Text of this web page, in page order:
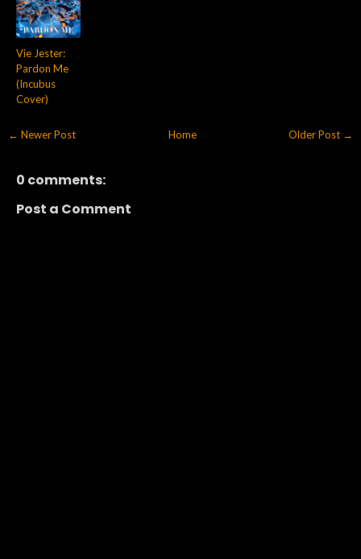
Vie Jester:
Pardon Me
(Incubus
Cover)
← Newer Post Older Post →
Home
0 comments:
Post a Comment